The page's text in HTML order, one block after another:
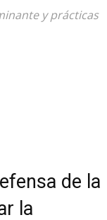
y prácticas
de la
la